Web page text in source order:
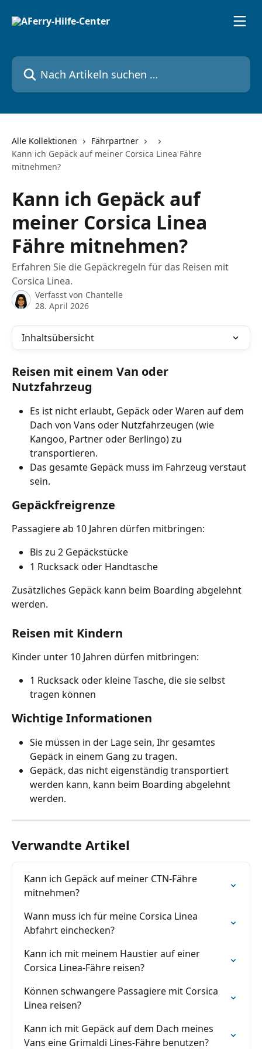
Nach Artikeln suchen …
Alle Kollektionen
Fährpartner
Kann ich Gepäck auf meiner Corsica Linea Fähre
mitnehmen?
Kann ich Gepäck auf
meiner Corsica Linea
Fähre mitnehmen?
Erfahren Sie die Gepäckregeln für das Reisen mit
Corsica Linea.
Verfasst von Chantelle
28. April 2026
Inhaltsübersicht
Reisen mit einem Van oder
Nutzfahrzeug
Es ist nicht erlaubt, Gepäck oder Waren auf dem
Dach von Vans oder Nutzfahrzeugen (wie
Kangoo, Partner oder Berlingo) zu
transportieren.
Das gesamte Gepäck muss im Fahrzeug verstaut
sein.
Gepäckfreigrenze
Passagiere ab 10 Jahren dürfen mitbringen:
Bis zu 2 Gepäckstücke
1 Rucksack oder Handtasche
Zusätzliches Gepäck kann beim Boarding abgelehnt
werden.
Reisen mit Kindern
Kinder unter 10 Jahren dürfen mitbringen:
1 Rucksack oder kleine Tasche, die sie selbst
tragen können
Wichtige Informationen
Sie müssen in der Lage sein, Ihr gesamtes
Gepäck in einem Gang zu tragen.
Gepäck, das nicht eigenständig transportiert
werden kann, kann beim Boarding abgelehnt
werden.
Verwandte Artikel
Kann ich Gepäck auf meiner CTN-Fähre
mitnehmen?
Wann muss ich für meine Corsica Linea
Abfahrt einchecken?
Kann ich mit meinem Haustier auf einer
Corsica Linea-Fähre reisen?
Können schwangere Passagiere mit Corsica
Linea reisen?
Kann ich mit Gepäck auf dem Dach meines
Vans eine Grimaldi Lines-Fähre benutzen?